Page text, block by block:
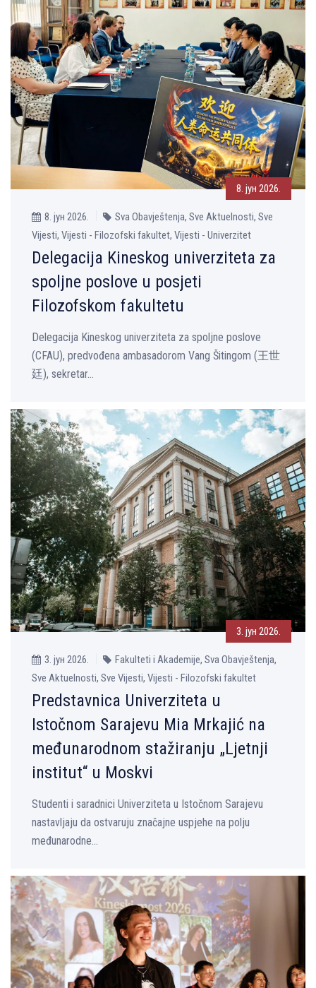
8. јун 2026.
8. јун 2026.
Sva Obavještenja, Sve Aktuelnosti, Sve
Vijesti, Vijesti - Filozofski fakultet, Vijesti - Univerzitet
Delegacija Kineskog univerziteta za
spoljne poslove u posjeti
Filozofskom fakultetu
Delegacija Kineskog univerziteta za spoljne poslove
(CFAU), predvođena ambasadorom Vang Šitingom (王世
廷), sekretar...
3. јун 2026.
3. јун 2026.
Fakulteti i Akademije, Sva Obavještenja,
Sve Aktuelnosti, Sve Vijesti, Vijesti - Filozofski fakultet
Predstavnica Univerziteta u
Istočnom Sarajevu Mia Mrkajić na
međunarodnom stažiranju „Ljetnji
institut“ u Moskvi
Studenti i saradnici Univerziteta u Istočnom Sarajevu
nastavljaju da ostvaruju značajne uspjehe na polju
međunarodne...